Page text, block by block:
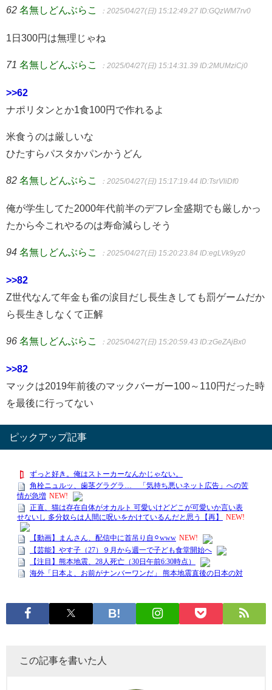
62 名無しどんぶらこ ：2025/04/27(日) 15:12:49.27 ID:GQzWM7rv0
1日300円は無理じゃね
71 名無しどんぶらこ ：2025/04/27(日) 15:14:31.39 ID:2MUMziCj0
>>62
ナポリタンとか1食100円で作れるよ
米食うのは厳しいな
ひたすらパスタかパンかうどん
82 名無しどんぶらこ ：2025/04/27(日) 15:17:19.44 ID:TsrVliDf0
俺が学生してた2000年代前半のデフレ全盛期でも厳しかっ
たから今これやるのは寿命減らしそう
94 名無しどんぶらこ ：2025/04/27(日) 15:20:23.84 ID:egLVk9yz0
>>82
Z世代なんて年金も雀の涙目だし長生きしても罰ゲームだか
ら長生きしなくて正解
96 名無しどんぶらこ ：2025/04/27(日) 15:20:59.43 ID:zGeZAjBx0
>>82
マックは2019年前後のマックバーガー100～110円だった時
を最後に行ってない
ピックアップ記事
この記事を書いた人